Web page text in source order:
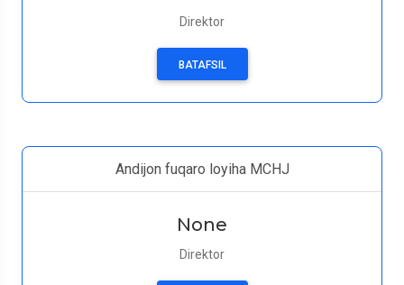
Direktor
BATAFSIL
Andijon fuqaro loyiha MCHJ
None
Direktor